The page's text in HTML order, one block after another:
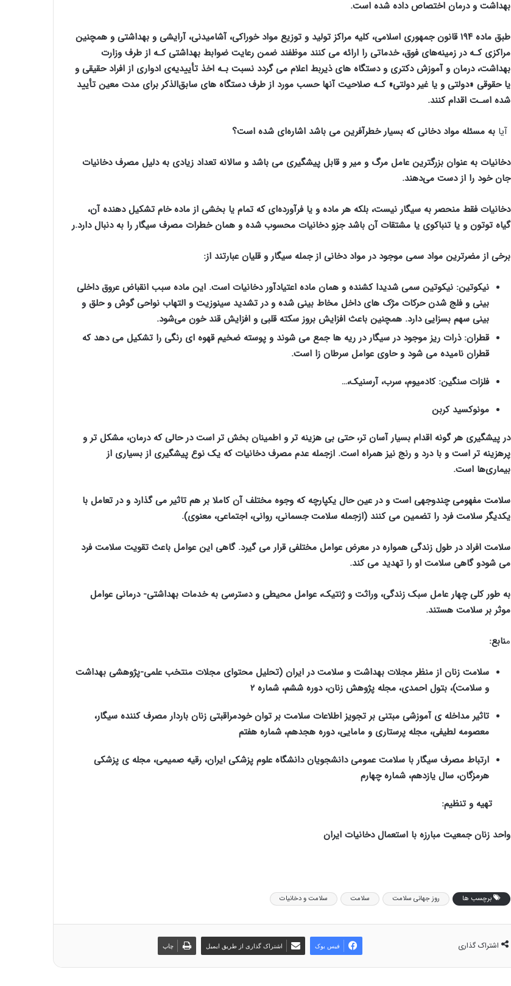
بهداشت و درمان اختصاص داده شده است.
طبق ماده ۱۹۴ قانون جمهوری اسلامی، کلیه مراکز تولید و توزیع مواد خوراکی، آشامیدنی، آرایشی و بهداشتی و همچنین
مراکزی کـه در زمینه‌های فوق، خدماتی را ارائه می کنند موظفند ضمن رعایت ضوابط بهداشتی کـه از طرف وزارت
بهداشت، درمان و آموزش دکتری و دستگاه های ذیربط اعلام می گردد نسبت بـه اخذ تأییدیه‌ی ادواری از افراد حقیقی و
یا حقوقی «دولتی و یا غیر دولتی» کـه صلاحیت آنها حسب مورد از طرف دستگاه های سابق‌الذکر برای مدت معین تأیید
شده اسـت اقدام کنند.
آیا به مسئله مواد دخانی که بسیار خطرآفرین می باشد اشاره‌ای شده است؟
دخانیات به عنوان بزرگترین عامل مرگ و میر و قابل پیشگیری می باشد و سالانه تعداد زیادی به دلیل مصرف دخانیات
جان خود را از دست می‌دهند.
دخانیات فقط منحصر به سیگار نیست، بلکه هر ماده و یا فرآورده‌ای که تمام یا بخشی از ماده خام تشکیل دهنده آن،
گیاه توتون و یا تنباکوی یا مشتقات آن باشد جزو دخانیات محسوب شده و همان خطرات مصرف سیگار را به دنبال دارد.ر
برخی از مضرترین مواد سمی موجود در مواد دخانی از جمله سیگار و قلیان عبارتند از:
نیکوتین: نیکوتین سمی شدیدا کشنده و همان ماده اعتیادآور دخانیات است. این ماده سبب انقباض عروق داخلی
بینی و فلج شدن حرکات مژک های داخل مخاط بینی شده و در تشدید سینوزیت و التهاب نواحی گوش و حلق و
بینی سهم بسزایی دارد. همچنین باعث افزایش بروز سکته قلبی و افزایش قند خون می‌شود.
قطران: ذرات ریز موجود در سیگار در ریه ها جمع می شوند و پوسته ضخیم قهوه ای رنگی را تشکیل می دهد که
قطران نامیده می شود و حاوی عوامل سرطان زا است.
فلزات سنگین: کادمیوم، سرب، آرسنیک،…
مونوکسید کربن
در پیشگیری هر گونه اقدام بسیار آسان تر، حتی بی هزینه تر و اطمینان بخش تر است در حالی که درمان، مشکل تر و
پرهزینه تر است و با درد و رنج نیز همراه است. ازجمله عدم مصرف دخانیات که یک نوع پیشگیری از بسیاری از
بیماری‌ها است.
سلامت مفهومی چندوجهی است و در عین حال یکپارچه که وجوه مختلف آن کاملا بر هم تاثیر می گذارد و در تعامل با
یکدیگر سلامت فرد را تضمین می کنند (ازجمله سلامت جسمانی، روانی، اجتماعی، معنوی).
سلامت افراد در طول زندگی همواره در معرض عوامل مختلفی قرار می گیرد. گاهی این عوامل باعث تقویت سلامت فرد
می شودو گاهی سلامت او را تهدید می کند.
به طور کلی چهار عامل سبک زندگی، وراثت و ژنتیک، عوامل محیطی و دسترسی به خدمات بهداشتی- درمانی عوامل
موثر بر سلامت هستند.
منابع:
سلامت زنان از منظر مجلات بهداشت و سلامت در ایران (تحلیل محتوای مجلات منتخب علمی-پژوهشی بهداشت
و سلامت)، بتول احمدی، مجله پژوهش زنان، دوره ششم، شماره ۲
تاثیر مداخله ی آموزشی مبتنی بر تجویز اطلاعات سلامت بر توان خودمراقبتی زنان باردار مصرف کننده سیگار،
معصومه لطیفی، مجله پرستاری و مامایی، دوره هجدهم، شماره هفتم
ارتباط مصرف سیگار با سلامت عمومی دانشجویان دانشگاه علوم پزشکی ایران، رقیه صمیمی، مجله ی پزشکی
هرمزگان، سال یازدهم، شماره چهارم
تهیه و تنظیم:
واحد زنان جمعیت مبارزه با استعمال دخانیات ایران
برچسب ها روز جهانی سلامت سلامت سلامت و دخانیات
اشتراک گذاری فیس بوک اشتراک گذاری از طریق ایمیل چاپ